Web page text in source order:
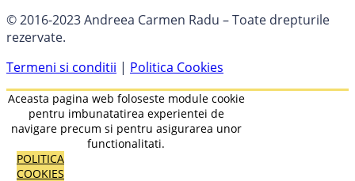
© 2016-2023 Andreea Carmen Radu – Toate drepturile
rezervate.
Termeni si conditii | Politica Cookies
Aceasta pagina web foloseste module cookie
pentru imbunatatirea experientei de
navigare precum si pentru asigurarea unor
functionalitati.
POLITICA
COOKIES